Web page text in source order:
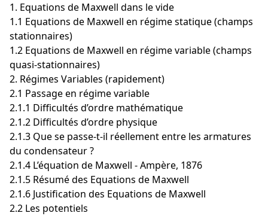
1. Equations de Maxwell dans le vide
1.1 Equations de Maxwell en régime statique (champs
stationnaires)
1.2 Equations de Maxwell en régime variable (champs
quasi-stationnaires)
2. Régimes Variables (rapidement)
2.1 Passage en régime variable
2.1.1 Difficultés d’ordre mathématique
2.1.2 Difficultés d’ordre physique
2.1.3 Que se passe-t-il réellement entre les armatures
du condensateur ?
2.1.4 L’équation de Maxwell - Ampère, 1876
2.1.5 Résumé des Equations de Maxwell
2.1.6 Justification des Equations de Maxwell
2.2 Les potentiels